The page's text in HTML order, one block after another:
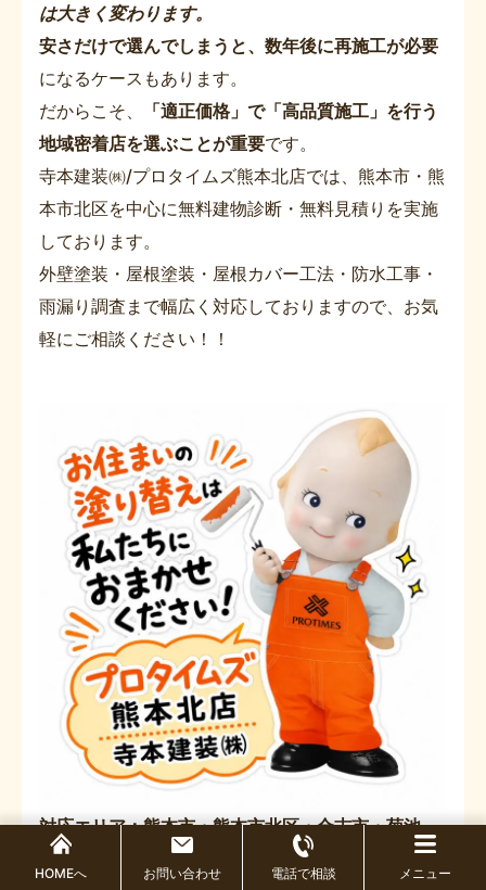
は大きく変わります。
安さだけで選んでしまうと、数年後に再施工が必要
になるケースもあります。
だからこそ、
「適正価格」で「高品質施工」を行う
地域密着店を選ぶことが重要です。
寺本建装㈱/プロタイムズ熊本北店では、熊本市・熊
本市北区を中心に無料建物診断・無料見積りを実施
しております。
外壁塗装・屋根塗装・屋根カバー工法・防水工事・
雨漏り調査まで幅広く対応しておりますので、お気
軽にご相談ください！！
対応エリア：熊本市・熊本市北区・合志市・菊池
市・山鹿市・大津町 ほか熊本北エリア
HOMEへ お問い合わせ 電話で相談 メニュー